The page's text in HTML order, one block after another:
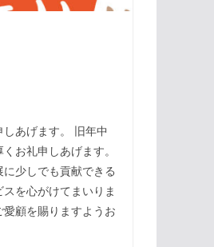
あげます。 旧年中
お礼申しあげます。
少しでも貢献できる
を心がけてまいりま
顧を賜りますようお